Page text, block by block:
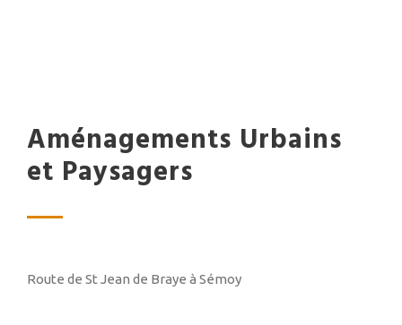
Aménagements Urbains
et Paysagers
Route de St Jean de Braye à Sémoy